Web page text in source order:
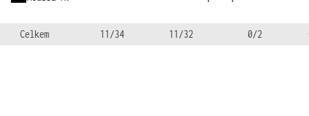
Celkem 11/34 11/32 0/2